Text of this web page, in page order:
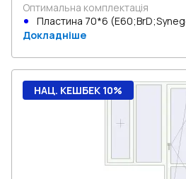
Оптимальна комплектація
Пластина 70*6
Докладніше
НАЦ. КЕШБЕК 10%